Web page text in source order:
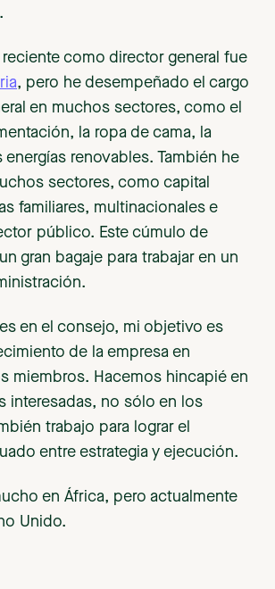
como director general fue
, pero he desempeñado el cargo
en muchos sectores, como el
la ropa de cama, la
energías renovables. También he
sectores, como capital
familiares, multinacionales e
público. Este cúmulo de
gran bagaje para trabajar en un
en el consejo, mi objetivo es
de la empresa en
miembros. Hacemos hincapié en
interesadas, no sólo en los
trabajo para lograr el
entre estrategia y ejecución.
en África, pero actualmente
Unido.